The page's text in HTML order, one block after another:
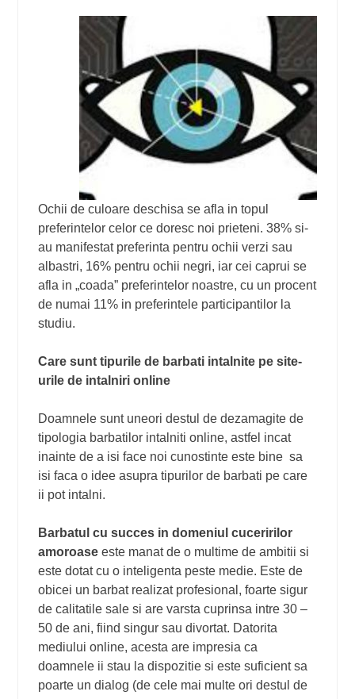
Ochii de culoare deschisa se afla in topul
preferintelor celor ce doresc noi prieteni. 38% si-
au manifestat preferinta pentru ochii verzi sau
albastri, 16% pentru ochii negri, iar cei caprui se
afla in „coada” preferintelor noastre, cu un procent
de numai 11% in preferintele participantilor la
studiu.
Care sunt tipurile de barbati intalnite pe site-
urile de intalniri online
Doamnele sunt uneori destul de dezamagite de
tipologia barbatilor intalniti online, astfel incat
inainte de a isi face noi cunostinte este bine sa
isi faca o idee asupra tipurilor de barbati pe care
ii pot intalni.
Barbatul cu succes in domeniul cuceririlor
amoroase este manat de o multime de ambitii si
este dotat cu o inteligenta peste medie. Este de
obicei un barbat realizat profesional, foarte sigur
de calitatile sale si are varsta cuprinsa intre 30 –
50 de ani, fiind singur sau divortat. Datorita
mediului online, acesta are impresia ca
doamnele ii stau la dispozitie si este suficient sa
poarte un dialog (de cele mai multe ori destul de